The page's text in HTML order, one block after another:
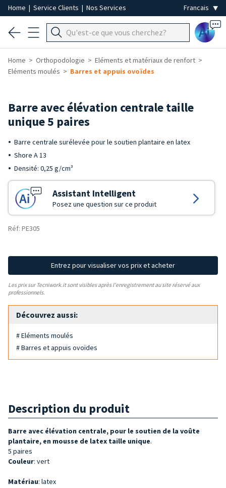
Home | Service Clients | Nos Services
Ai
Home Orthopodologie
Eléments et matériaux de renfort
Eléments moulés
Barres et appuis ovoïdes
Barre avec élévation centrale taille
unique 5 paires
Barre centrale surélevée pour le soutien plantaire en latex
Shore A 13
Densité: 0,25 g/cm³
Assistant Intelligent
Posez une question sur ce produit
Réf: PE305
Entrez pour visualiser vos prix et acheter
Les prix sur Tecniwork.it sont visibles après l'enregistrement au site réservé aux
professionnels.
Découvrez aussi:
# Eléments moulés
# Barres et appuis ovoïdes
Description du produit
Barre avec élévation centrale, pour le soutien de la voûte
plantaire, en mousse de latex taille unique.
5 paires
Couleur: vert
Matériau: latex